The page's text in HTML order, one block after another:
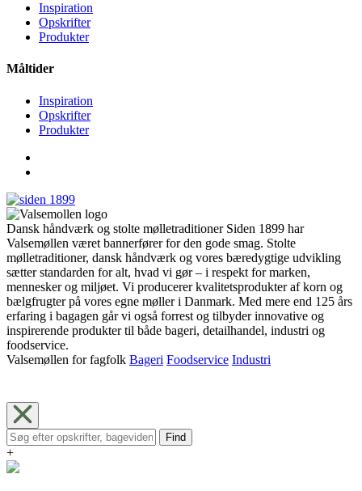
Inspiration
Opskrifter
Produkter
Måltider
Inspiration
Opskrifter
Produkter
Dansk håndværk og stolte mølletraditioner Siden 1899 har
Valsemøllen været bannerfører for den gode smag. Stolte
mølletraditioner, dansk håndværk og vores bæredygtige udvikling
sætter standarden for alt, hvad vi gør – i respekt for marken,
mennesker og miljøet. Vi producerer kvalitetsprodukter af korn og
bælgfrugter på vores egne møller i Danmark. Med mere end 125 års
erfaring i bagagen går vi også forrest og tilbyder innovative og
inspirerende produkter til både bageri, detailhandel, industri og
foodservice.
Valsemøllen for fagfolk Bageri Foodservice Industri
Find
+